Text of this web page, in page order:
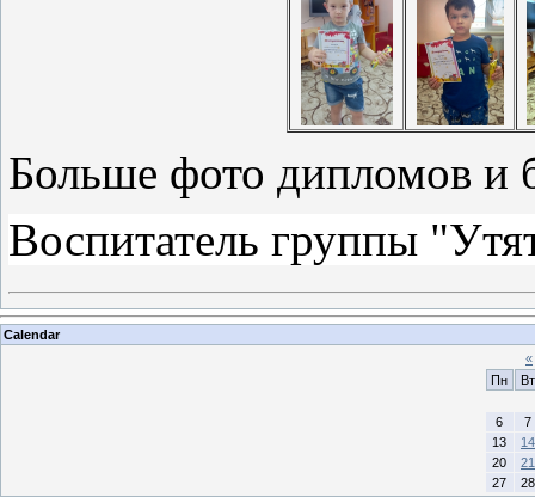
Больше фото дипломов и
Воспитатель группы
Calendar
«
Пн
Вт
6
7
13
14
20
21
27
28